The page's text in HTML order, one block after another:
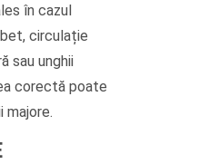
în cazul
circulație
sau unghii
corectă poate
majore.